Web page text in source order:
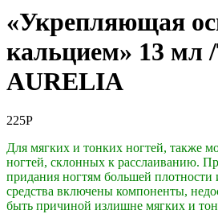
«Укрепляющая
кальцием» 13
AURELIA
225Р
Для мягких и тонких ногтей, также
ногтей, склонных к расслаиванию.
придания ногтям большей плотности
средства включены компоненты,
быть причиной излишне мягких и